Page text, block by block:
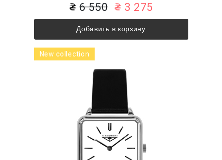
6 550 3 275
Добавить в корзину
New collection